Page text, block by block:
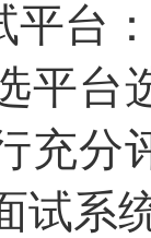
平台
平台
充分
试系